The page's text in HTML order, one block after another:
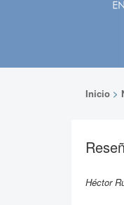
Inicio >
Héctor